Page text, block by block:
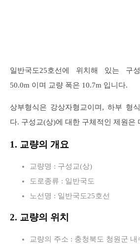
일반국도25호선에 위치해 있는 구
50.0m 이며 교량 폭은 10.7m 입니다.
상부형식은 강상자형교이며, 하부 형
다. 구성교(상)에 대한 구체적인 제원은
1. 교량의 개요
교량명 : 구성교(상)
도로종류 : 일반국도
노선명 : 일반국도25호선
2. 교량의 위치
교량의 주소 : 충청북도 청원군 내